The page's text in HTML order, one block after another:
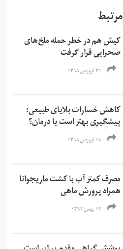
مرتبط
کیش هم در خطر حمله ملخ‌های
صحرایی قرار گرفت
۳۱ فروردین ۱۳۹۸
کاهش خسارات بلایای طبیعی:
پیشگیری بهتر است یا درمان؟
۱۸ فروردین ۱۳۹۸
مصرف کمتر آب با کشت ماریجوانا
همراه پرورش ماهی
۱۷ بهمن ۱۳۹۷